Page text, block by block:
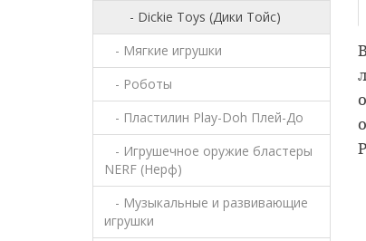
- Dickie Toys (Дики Тойс)
- Мягкие игрушки
- Роботы
- Пластилин Play-Doh Плей-До
- Игрушечное оружие бластеры
NERF (Нерф)
- Музыкальные и развивающие
игрушки